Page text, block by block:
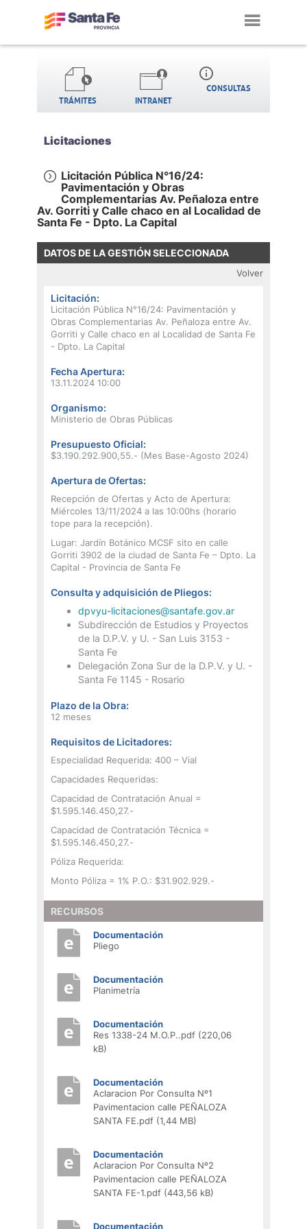
TRÁMITES INTRANET
info_outline
CONSULTAS
Licitaciones
Licitación Pública N°16/24:
Pavimentación y Obras
Complementarias Av. Peñaloza entre
Av. Gorriti y Calle chaco en al Localidad de
Santa Fe - Dpto. La Capital
DATOS DE LA GESTIÓN SELECCIONADA
Volver
Licitación:
Licitación Pública N°16/24: Pavimentación y
Obras Complementarias Av. Peñaloza entre Av.
Gorriti y Calle chaco en al Localidad de Santa Fe
- Dpto. La Capital
Fecha Apertura:
13.11.2024 10:00
Organismo:
Ministerio de Obras Públicas
Presupuesto Oficial:
$3.190.292.900,55.- (Mes Base-Agosto 2024)
Apertura de Ofertas:
Recepción de Ofertas y Acto de Apertura:
Miércoles 13/11/2024 a las 10:00hs (horario
tope para la recepción).
Lugar: Jardín Botánico MCSF sito en calle
Gorriti 3902 de la ciudad de Santa Fe – Dpto. La
Capital - Provincia de Santa Fe
Consulta y adquisición de Pliegos:
dpvyu-licitaciones@santafe.gov.ar
Subdirección de Estudios y Proyectos
de la D.P.V. y U. - San Luis 3153 -
Santa Fe
Delegación Zona Sur de la D.P.V. y U. -
Santa Fe 1145 - Rosario
Plazo de la Obra:
12 meses
Requisitos de Licitadores:
Especialidad Requerida: 400 – Vial
Capacidades Requeridas:
Capacidad de Contratación Anual =
$1.595.146.450,27.-
Capacidad de Contratación Técnica =
$1.595.146.450,27.-
Póliza Requerida:
Monto Póliza = 1% P.O.: $31.902.929.-
RECURSOS
Documentación
Pliego
Documentación
Planimetría
Documentación
Res 1338-24 M.O.P..pdf (220,06
kB)
Documentación
Aclaracion Por Consulta Nº1
Pavimentacion calle PEÑALOZA
SANTA FE.pdf (1,44 MB)
Documentación
Aclaracion Por Consulta Nº2
Pavimentacion calle PEÑALOZA
SANTA FE-1.pdf (443,56 kB)
Documentación